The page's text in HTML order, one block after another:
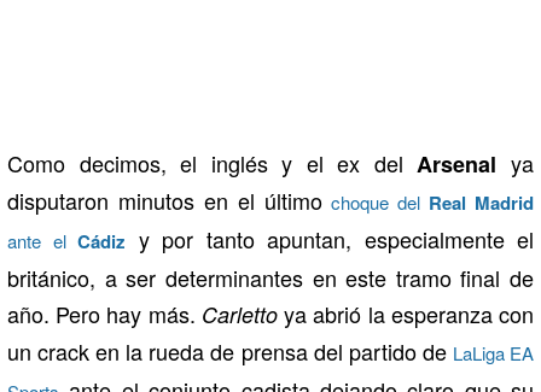
Como decimos, el inglés y el ex del Arsenalya
disputaron minutos en el últimochoque del Real Madrid
ante el Cádiz y por tanto apuntan, especialmente el
británico, a ser determinantes en este tramo final de
año. Pero hay más. Carlettoya abrió la esperanza con
un crack en la rueda de prensa del partido de LaLiga EA